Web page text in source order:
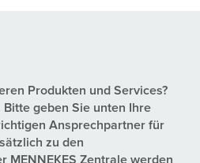
Produkten und Services?
geben Sie unten Ihre
Ansprechpartner für
zu den
MENNEKES Zentrale werden